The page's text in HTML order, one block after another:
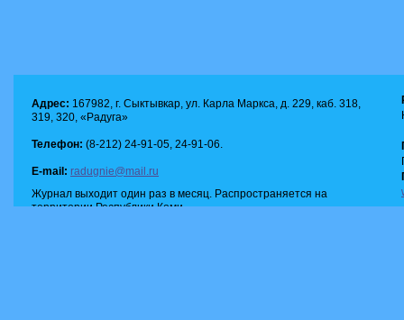
Адрес: 167982, г. Сыктывкар, ул. Карла Маркса, д. 229, каб. 318,
319, 320, «Радуга»
Телефон: (8-212) 24-91-05, 24-91-06.
E-mail: radugnie@mail.ru
Журнал выходит один раз в месяц. Распространяется на
территории Республики Коми.